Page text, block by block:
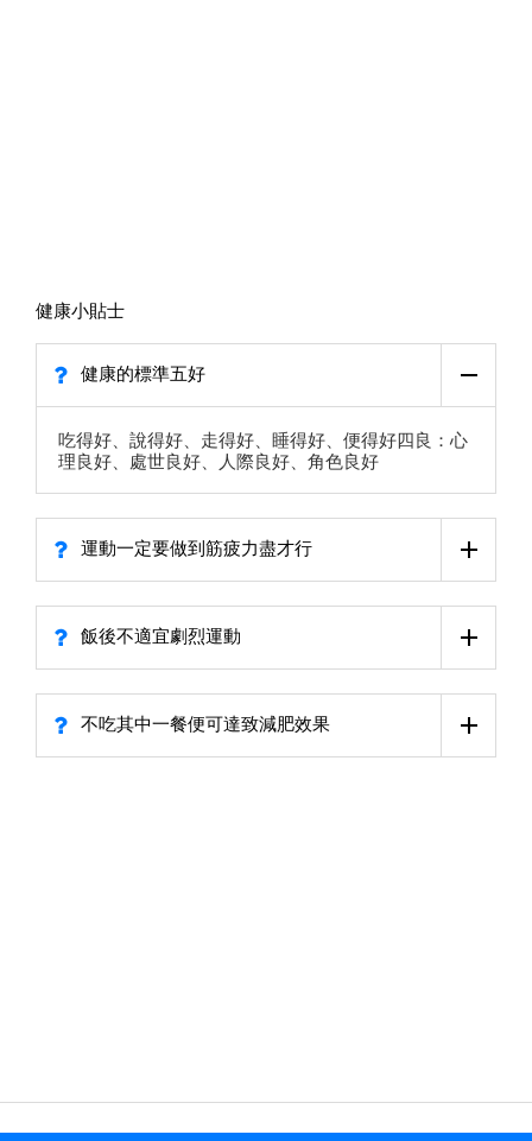
健康小貼士
健康的標準五好
吃得好、說得好、走得好、睡得好、便得好四良：心
理良好、處世良好、人際良好、角色良好
運動一定要做到筋疲力盡才行
飯後不適宜劇烈運動
不吃其中一餐便可達致減肥效果